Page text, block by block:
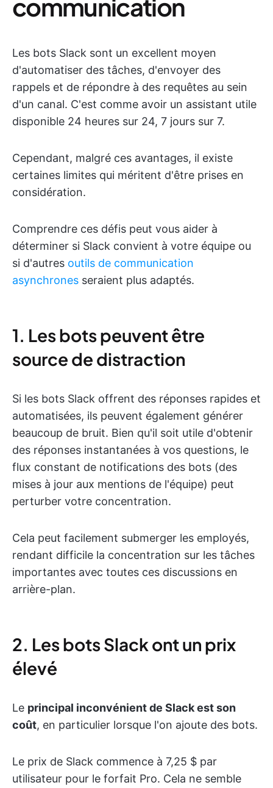
Les bots Slack sont un excellent moyen
d'automatiser des tâches, d'envoyer des
rappels et de répondre à des requêtes au sein
d'un canal. C'est comme avoir un assistant utile
disponible 24 heures sur 24, 7 jours sur 7.
Cependant, malgré ces avantages, il existe
certaines limites qui méritent d'être prises en
considération.
Comprendre ces défis peut vous aider à
déterminer si Slack convient à votre équipe ou
si d'autres outils de communication
asynchrones seraient plus adaptés.
1. Les bots peuvent être
source de distraction
Si les bots Slack offrent des réponses rapides et
automatisées, ils peuvent également générer
beaucoup de bruit. Bien qu'il soit utile d'obtenir
des réponses instantanées à vos questions, le
flux constant de notifications des bots (des
mises à jour aux mentions de l'équipe) peut
perturber votre concentration.
Cela peut facilement submerger les employés,
rendant difficile la concentration sur les tâches
importantes avec toutes ces discussions en
arrière-plan.
2. Les bots Slack ont un prix
élevé
Le principal inconvénient de Slack est son
coût, en particulier lorsque l'on ajoute des bots.
Le prix de Slack commence à 7,25 $ par
utilisateur pour le forfait Pro. Cela ne semble